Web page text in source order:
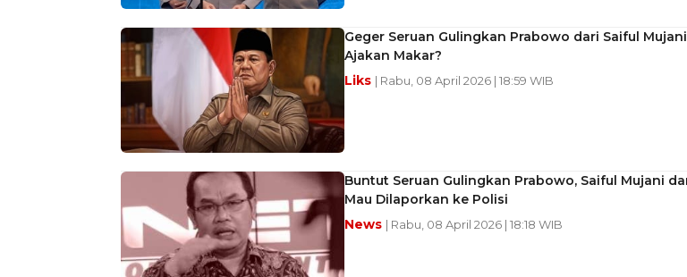
Geger Seruan Gulingkan Prabowo dari Saiful
Ajakan Makar?
Liks | Rabu, 08 April 2026 | 18:59 WIB
Buntut Seruan Gulingkan Prabowo, Saiful Mujani
Mau Dilaporkan ke Polisi
News | Rabu, 08 April 2026 | 18:18 WIB